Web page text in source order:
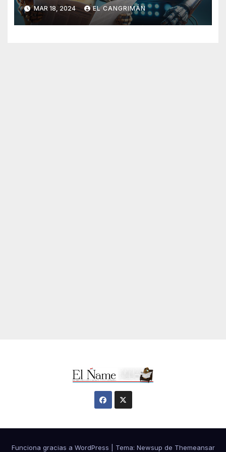
Generado Por Inteligencia
Artificial
MAR 18, 2024 EL CANGRIMÁN
Funciona gracias a WordPress Tema: Newsup de Themeansar